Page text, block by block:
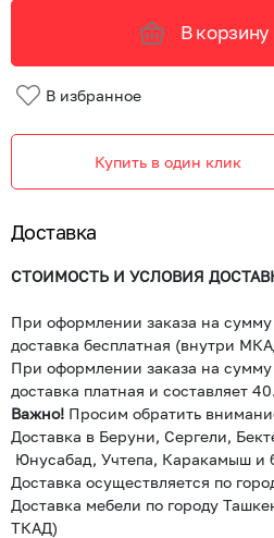
В корзину
В избранное
Купить в один клик
Доставка
СТОИМОСТЬ И УСЛОВИЯ
При оформлении заказа на
доставка бесплатная (внутри
При оформлении заказа на
доставка платная и составляет
Важно! Просим обратить
Доставка в Беруни, Сергели,
Юнусабад, Учтепа, Каракамыш и
Доставка осуществляется по
Доставка мебели по городу
ТКАД)